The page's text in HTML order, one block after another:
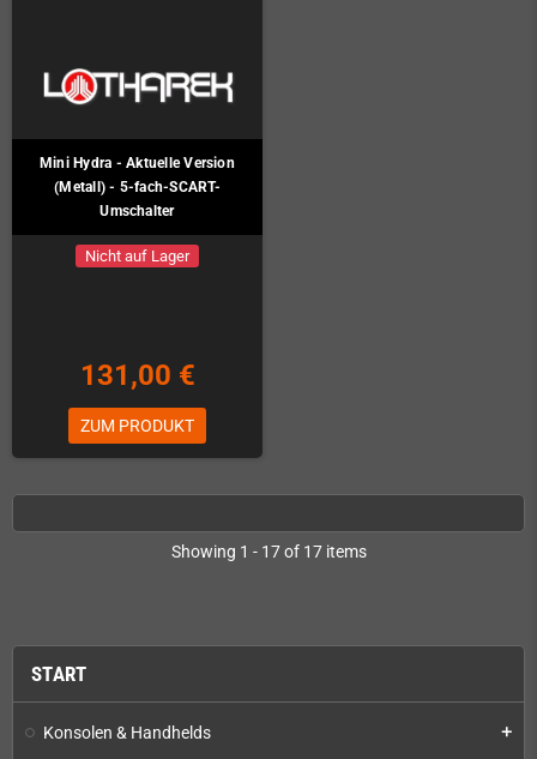
START
Konsolen & Handhelds add
Mini Hydra - Aktuelle Version
(Metall) - 5-fach-SCART-
Umschalter
Nicht auf Lager
131,00 €
ZUM PRODUKT
Showing 1 - 17 of 17 items